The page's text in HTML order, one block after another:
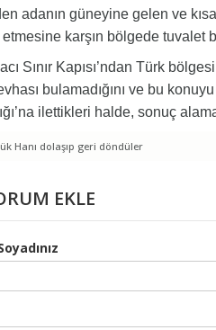
adanın güneyine gelen ve
karşın bölgede tuvalet
Sınır Kapısı’ndan Türk
bulamadığını ve bu
ilettikleri halde, sonuç
Hanı dolaşıp geri döndüler
EKLE